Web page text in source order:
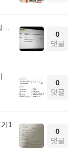
0
댓글
0
댓글
1
0
댓글